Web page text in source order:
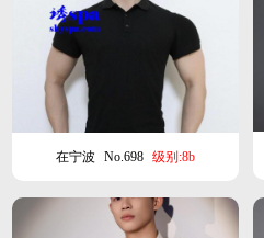
在宁波 No.698 级别:8b